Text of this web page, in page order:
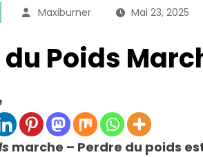
Maxiburner Mai 23, 2025
Poids
marche – Perdre du poids